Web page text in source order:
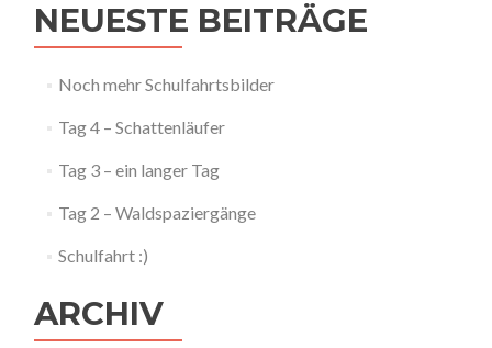
NEUESTE BEITRÄGE
Noch mehr Schulfahrtsbilder
Tag 4 – Schattenläufer
Tag 3 – ein langer Tag
Tag 2 – Waldspaziergänge
Schulfahrt :)
ARCHIV